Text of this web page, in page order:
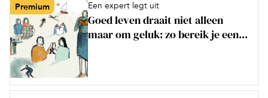
Premium Een expert legt uit
Goed leven draait niet alleen
maar om geluk: zo bereik je een...